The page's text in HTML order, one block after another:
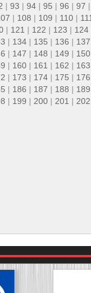
| 93 | 94 | 95 | 96 | 97 |
| 108 | 109 | 110 | 111
| 121 | 122 | 123 | 124
| 134 | 135 | 136 | 137
| 147 | 148 | 149 | 150
| 160 | 161 | 162 | 163
| 173 | 174 | 175 | 176
| 186 | 187 | 188 | 189
| 199 | 200 | 201 | 202